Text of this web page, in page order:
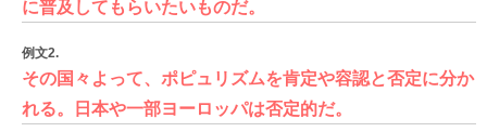
に普及してもらいたいものだ。
例文2.
その国々よって、ポピュリズムを肯定や容認と否定に分か
れる。日本や一部ヨーロッパは否定的だ。